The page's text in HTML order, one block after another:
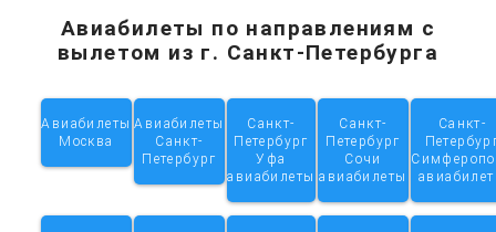
Авиабилеты по направлениям с
вылетом из г. Санкт-Петербурга
Авиабилеты
Москва
Авиабилеты
Санкт-
Петербург
Санкт-
Петербург
Уфа
авиабилеты
Санкт-
Петербург
Сочи
авиабилеты
Санкт-